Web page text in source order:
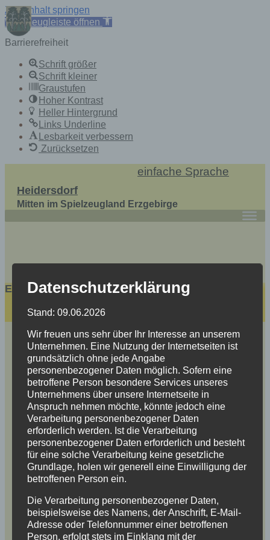
Zum Inhalt springen
Werkzeugleiste öffnen
Barrierefreiheit
Schrift größer
Schrift kleiner
Graustufen
Hoher Kontrast
Heller Hintergrund
Links Underline
Lesbarkeit verbessern
Zurücksetzen
content
einfache Sprache
Heidersdorf
Mitten im Spielzeugland Erzgebirge
EventsDatenschutzerklärung
Stand: 09.06.2026
Wir freuen uns sehr über Ihr Interesse an unserem
Unternehmen. Eine Nutzung der Internetseiten ist
grundsätzlich ohne jede Angabe
personenbezogener Daten möglich. Sofern eine
betroffene Person besondere Services unseres
Unternehmens über unsere Internetseite in
Anspruch nehmen möchte, könnte jedoch eine
Verarbeitung personenbezogener Daten
erforderlich werden. Ist die Verarbeitung
personenbezogener Daten erforderlich und besteht
für eine solche Verarbeitung keine gesetzliche
Grundlage, holen wir generell eine Einwilligung der
betroffenen Person ein.
Die Verarbeitung personenbezogener Daten,
beispielsweise des Namens, der Anschrift, E-Mail-
Adresse oder Telefonnummer einer betroffenen
Person, erfolgt stets im Einklang mit der